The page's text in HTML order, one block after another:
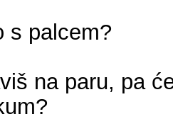
s palcem?
na paru, pa